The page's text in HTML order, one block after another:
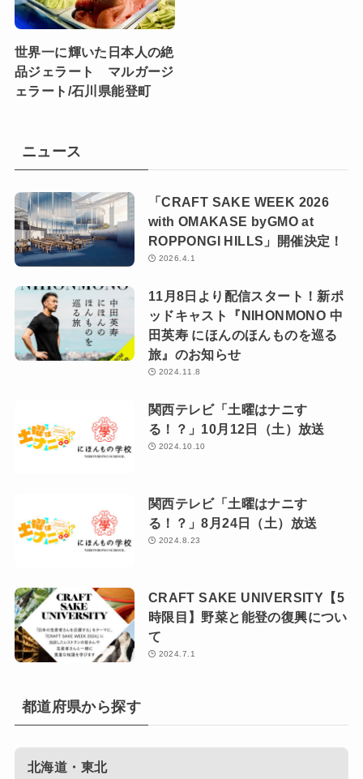
世界一に輝いた日本人の絶
品ジェラート マルガージ
ェラート/石川県能登町
ニュース
「CRAFT SAKE WEEK 2026
with OMAKASE byGMO at
ROPPONGI HILLS」開催決定！
2026.4.1
11月8日より配信スタート！新ポ
ッドキャスト『NIHONMONO 中
田英寿 にほんのほんものを巡る
旅』のお知らせ
2024.11.8
関西テレビ「土曜はナニす
る！？」10月12日（土）放送
2024.10.10
関西テレビ「土曜はナニす
る！？」8月24日（土）放送
2024.8.23
CRAFT SAKE UNIVERSITY【5
時限目】野菜と能登の復興につい
て
2024.7.1
都道府県から探す
北海道・東北